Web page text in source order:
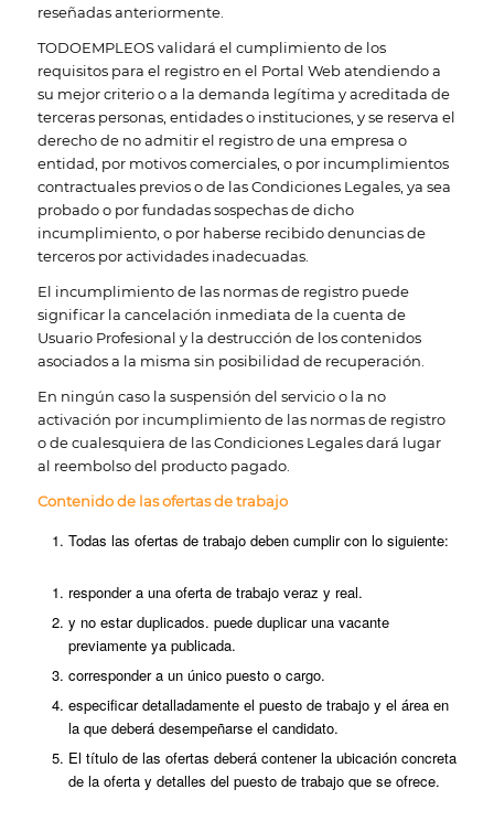
reseñadas anteriormente.
TODOEMPLEOS validará el cumplimiento de los
requisitos para el registro en el Portal Web atendiendo a
su mejor criterio o a la demanda legítima y acreditada de
terceras personas, entidades o instituciones, y se reserva el
derecho de no admitir el registro de una empresa o
entidad, por motivos comerciales, o por incumplimientos
contractuales previos o de las Condiciones Legales, ya sea
probado o por fundadas sospechas de dicho
incumplimiento, o por haberse recibido denuncias de
terceros por actividades inadecuadas.
El incumplimiento de las normas de registro puede
significar la cancelación inmediata de la cuenta de
Usuario Profesional y la destrucción de los contenidos
asociados a la misma sin posibilidad de recuperación.
En ningún caso la suspensión del servicio o la no
activación por incumplimiento de las normas de registro
o de cualesquiera de las Condiciones Legales dará lugar
al reembolso del producto pagado.
Contenido de las ofertas de trabajo
Todas las ofertas de trabajo deben cumplir con lo siguiente:
responder a una oferta de trabajo veraz y real.
y no estar duplicados. puede duplicar una vacante
previamente ya publicada.
corresponder a un único puesto o cargo.
especificar detalladamente el puesto de trabajo y el área en
la que deberá desempeñarse el candidato.
El título de las ofertas deberá contener la ubicación concreta
de la oferta y detalles del puesto de trabajo que se ofrece.